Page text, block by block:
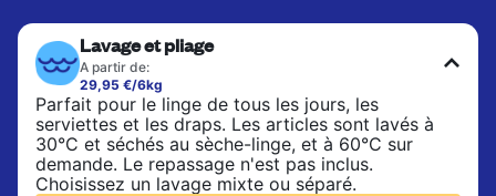
Lavage et pliage
A partir de:
29,95 €/6kg
Parfait pour le linge de tous les jours, les
serviettes et les draps. Les articles sont lavés à
30°C et séchés au sèche-linge, et à 60°C sur
demande. Le repassage n'est pas inclus.
Choisissez un lavage mixte ou séparé.